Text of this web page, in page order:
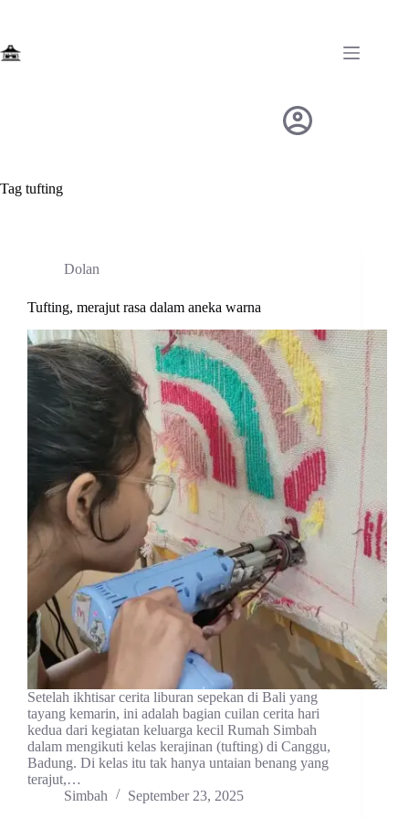
Tag tufting
Dolan
Tufting, merajut rasa dalam aneka warna
Setelah ikhtisar cerita liburan sepekan di Bali yang
tayang kemarin, ini adalah bagian cuilan cerita hari
kedua dari kegiatan keluarga kecil Rumah Simbah
dalam mengikuti kelas kerajinan (tufting) di Canggu,
Badung. Di kelas itu tak hanya untaian benang yang
terajut,…
Simbah
September 23, 2025